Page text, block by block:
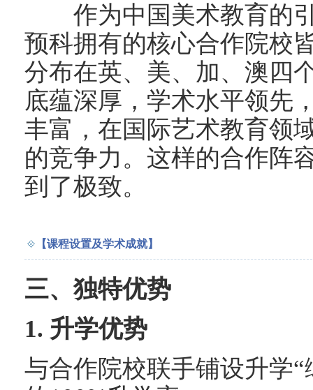
作为中国美术教育的引
预科拥有的核心合作院校
分布在英、美、加、澳四
底蕴深厚，学术水平领先
丰富，在国际艺术教育领
的竞争力。这样的合作阵
到了极致。
【课程设置及学术成就】
三、独特优势
1. 升学优势
与合作院校联手铺设升学